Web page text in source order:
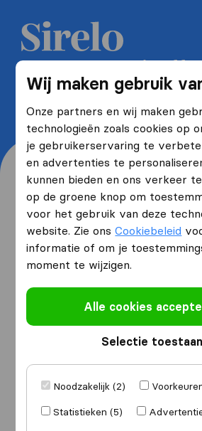
Wij maken gebruik
Onze partners en wij maken
technologieën zoals cookies op
je gebruikerservaring te
en advertenties te
kunnen bieden en ons verkeer
op de groene knop om
voor het gebruik van deze
website. Zie onsCookiebeleid
informatie of om je
moment te wijzigen.
Alle cookies
Selectie toestaan
Noodzakelijk (2)
Statistieken (5)
Ontvang 5 gratis
verhuisbedrijven en
wel 40%
Waar woon je nu
verhuis je
Ik ga verhuizenvan
Ik ga verhuizennaar